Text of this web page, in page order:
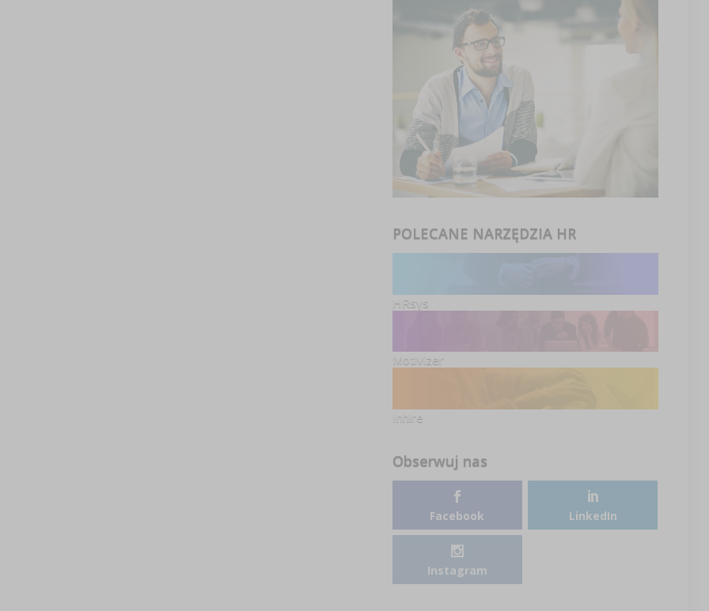
POLECANE NARZĘDZIA HR
HRsys
Motivizer
Inhire
Obserwuj nas
Facebook LinkedIn
Instagram